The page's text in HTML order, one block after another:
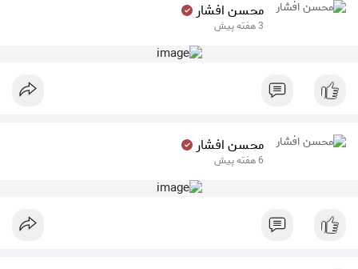
محسن افشار
3 هفته پیش
محسن افشار
6 هفته پیش